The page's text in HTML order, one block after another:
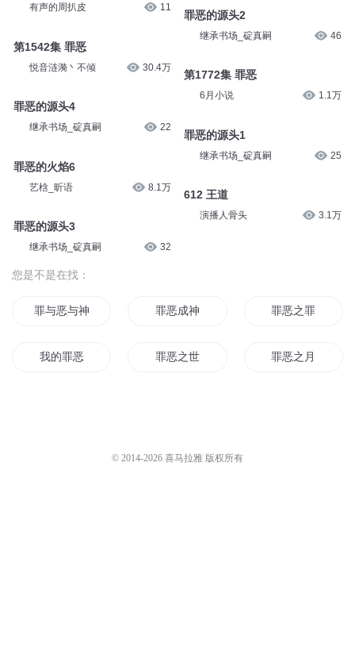
有声的周扒皮 11
第1542集 罪恶
悦音涟漪丶不倾 30.4万
罪恶的源头4
继承书场_碇真嗣 22
罪恶的火焰6
艺梒_昕语 8.1万
罪恶的源头3
继承书场_碇真嗣 32
罪恶的源头2
继承书场_碇真嗣 46
第1772集 罪恶
6月小说 1.1万
罪恶的源头1
继承书场_碇真嗣 25
612 王道
演播人骨头 3.1万
您是不是在找：
罪与恶与神 罪恶成神 罪恶之罪
我的罪恶 罪恶之世 罪恶之月
© 2014-2026 喜马拉雅 版权所有